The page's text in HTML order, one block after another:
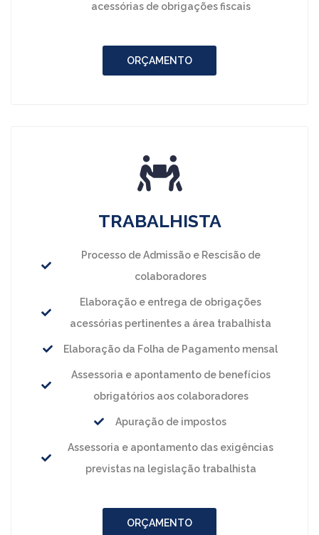
acessórias de obrigações fiscais
ORÇAMENTO
TRABALHISTA
Processo de Admissão e Rescisão de
colaboradores
Elaboração e entrega de obrigações
acessórias pertinentes a área trabalhista
Elaboração da Folha de Pagamento mensal
Assessoria e apontamento de benefícios
obrigatórios aos colaboradores
Apuração de impostos
Assessoria e apontamento das exigências
previstas na legislação trabalhista
ORÇAMENTO